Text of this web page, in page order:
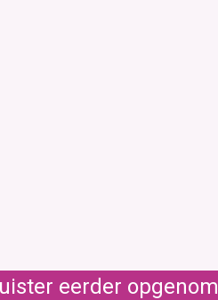
eerder